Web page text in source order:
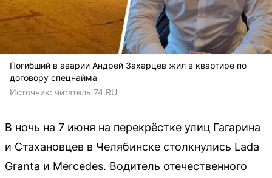
Погибший в аварии Андрей Захарцев жил в квартире по
договору спецнайма
Источник: читатель 74.RU
В ночь на 7 июня на перекрёстке улиц Гагарина
и Стахановцев в Челябинске столкнулись Lada
Granta и Mercedes. Водитель отечественного